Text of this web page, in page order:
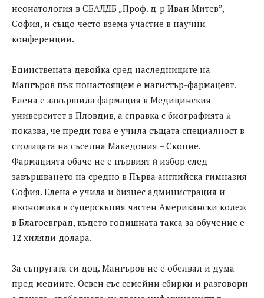
неонатология в СБАЛДБ „Проф. д-р Иван Митев”,
София, и също често взема участие в научни
конференции.
Единствената девойка сред наследниците на
Мангъров пък понастоящем е магистър-фармацевт.
Елена е завършила фармация в Медицинския
университет в Пловдив, а справка с биографията ѝ
показва, че преди това е учила същата специалност в
столицата на съседна Македония – Скопие.
Фармацията обаче не е първият ѝ избор след
завършването на средно в Първа английска гимназия
София. Елена е учила и бизнес администрация и
икономика в суперскъпия частен Американски колеж
в Благоевград, където годишната такса за обучение е
12 хиляди долара.
За съпругата си доц. Мангъров не е обелвал и дума
пред медиите. Освен със семейни сбирки и разговори